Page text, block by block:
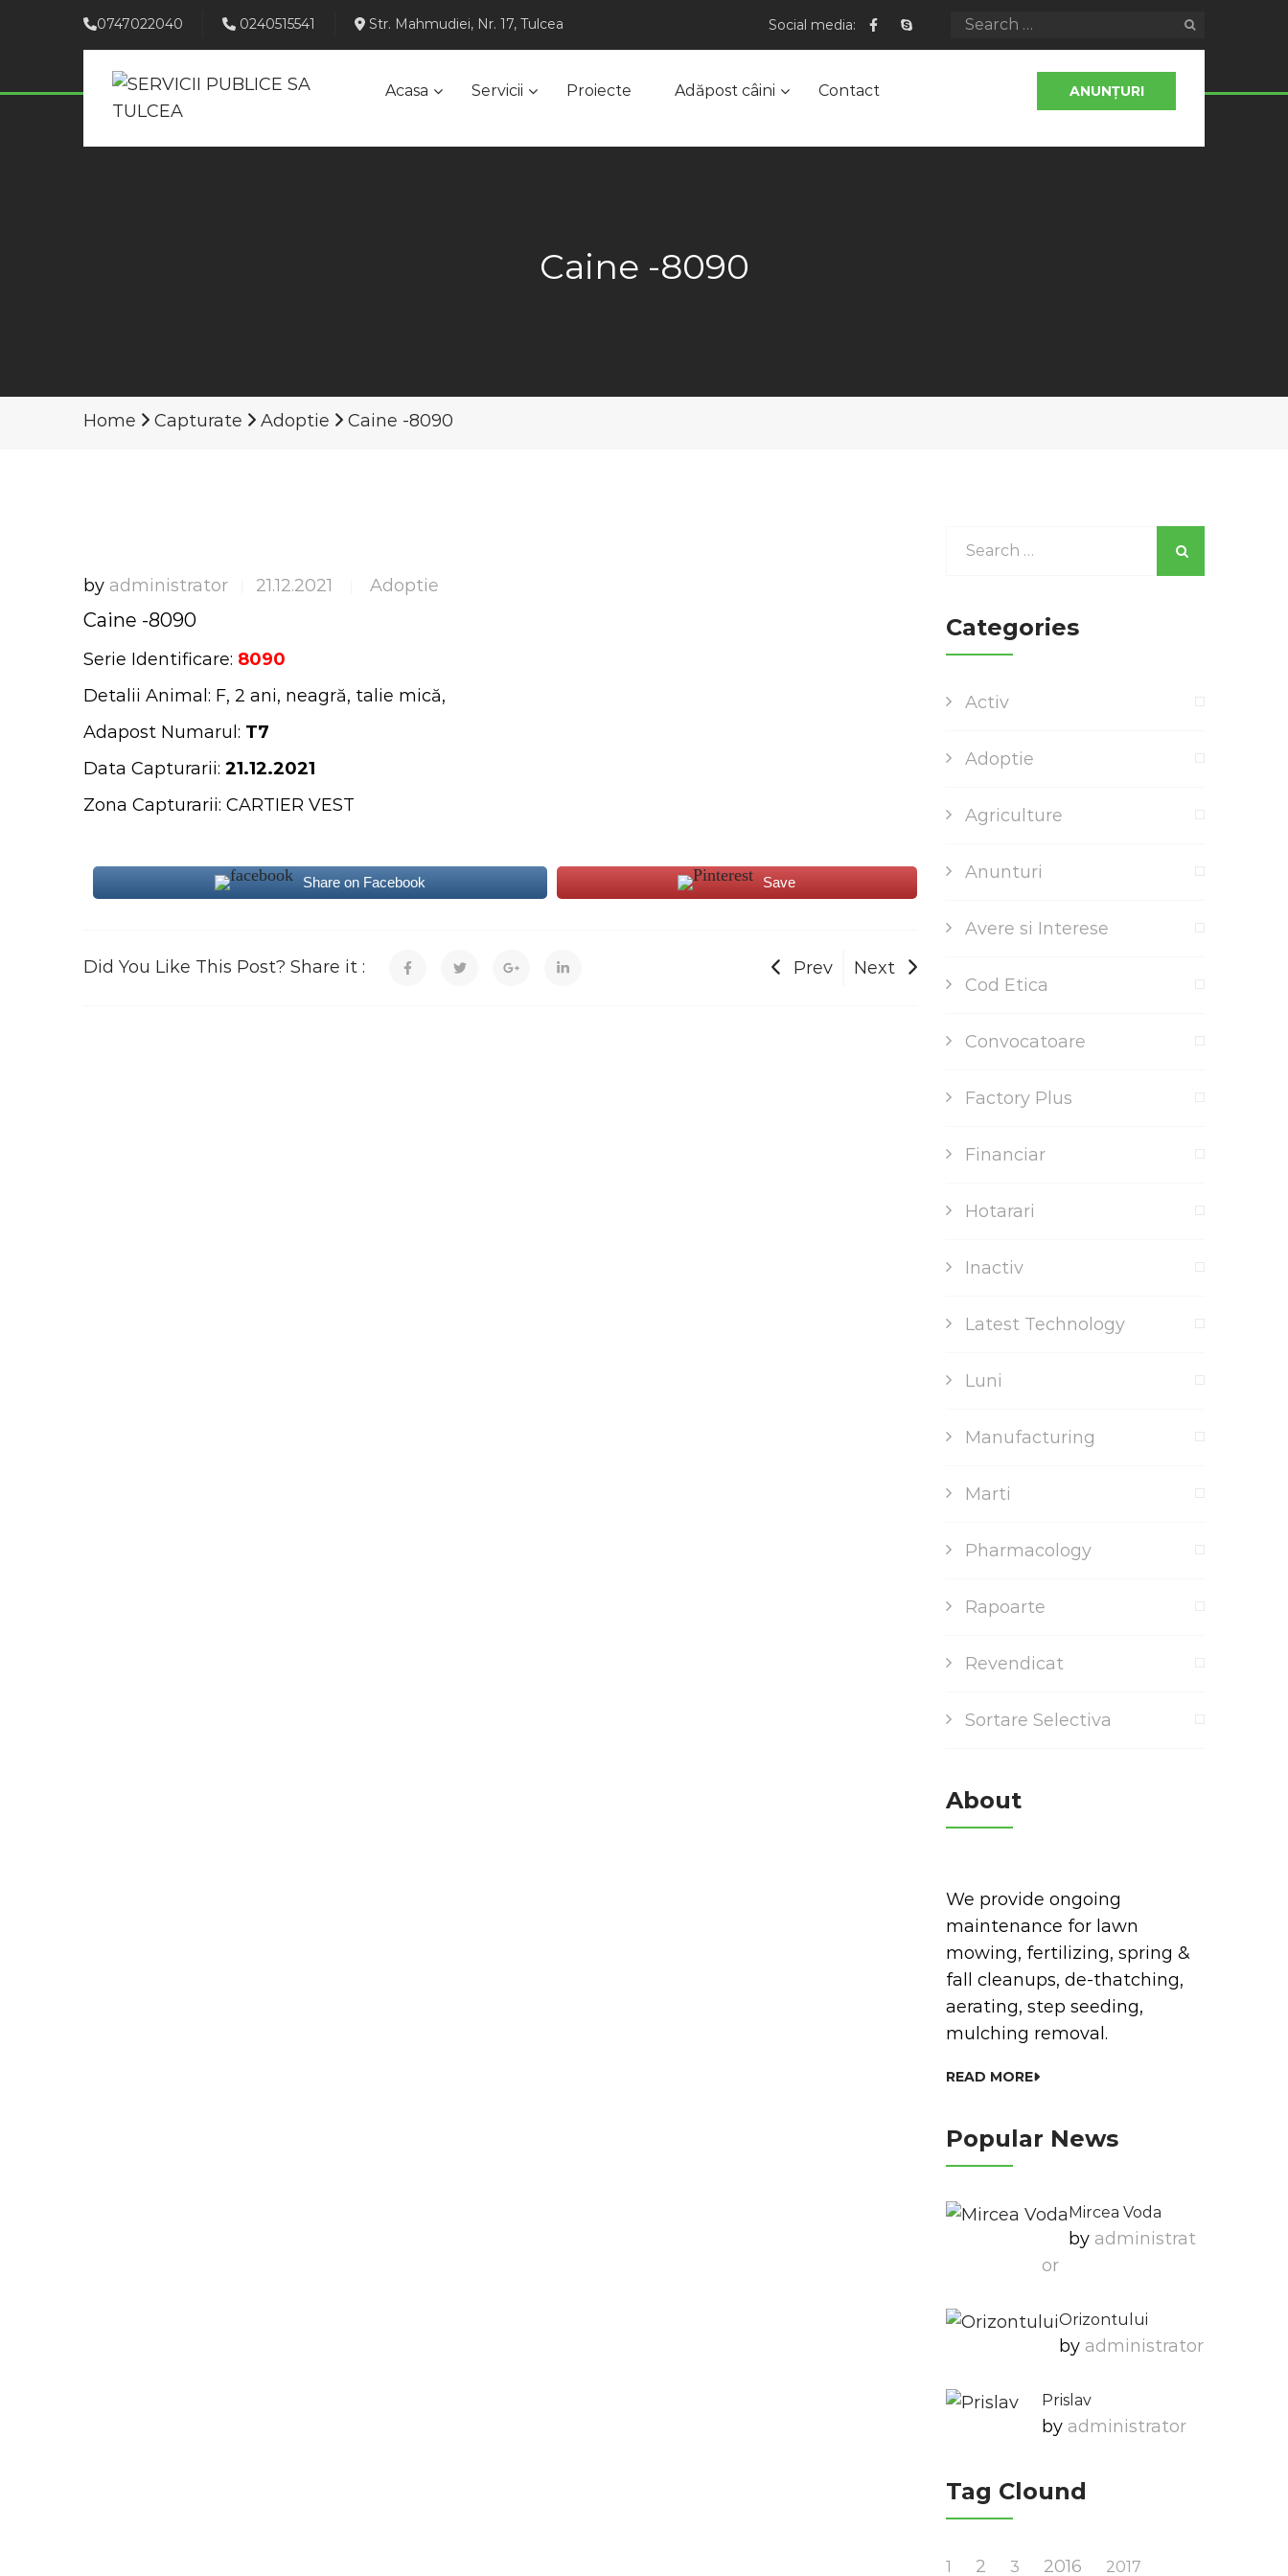
0747022040 0240515541 Str. Mahmudiei, Nr. 17, Tulcea Social media:
Acasa Servicii Proiecte Adăpost câini Contact ANUNȚURI
Caine -8090
Home Capturate Adoptie Caine -8090
by administrator 21.12.2021 Adoptie
Caine -8090
Serie Identificare: 8090
Detalii Animal: F, 2 ani, neagră, talie mică,
Adapost Numarul: T7
Data Capturarii: 21.12.2021
Zona Capturarii: CARTIER VEST
Share on Facebook Save
Did You Like This Post? Share it : Prev Next
Categories
Activ
Adoptie
Agriculture
Anunturi
Avere si Interese
Cod Etica
Convocatoare
Factory Plus
Financiar
Hotarari
Inactiv
Latest Technology
Luni
Manufacturing
Marti
Pharmacology
Rapoarte
Revendicat
Sortare Selectiva
About
We provide ongoing
maintenance for lawn
mowing, fertilizing, spring &
fall cleanups, de-thatching,
aerating, step seeding,
mulching removal.
READ MORE
Popular News
Mircea Voda
by Administrat
Or
Orizontului
by Administrator
Prislav
by Administrator
Tag Clound
1 2 3 2016 2017